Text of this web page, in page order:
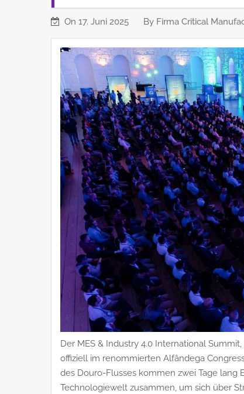
On 17. Juni 2025 By Firma Critical
Der MES & Industry 4.0 International
offiziell im renommierten Alfândega
des Douro-Flusses kommen zwei Tage
Technologiewelt zusammen, um sich über